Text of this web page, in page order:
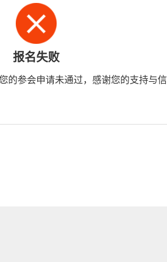
报名失败
的参会申请未通过，感谢您的支持与